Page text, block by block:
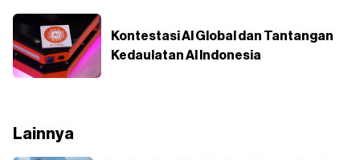
Kontestasi AI Global dan Tantangan
Kedaulatan AI Indonesia
Lainnya